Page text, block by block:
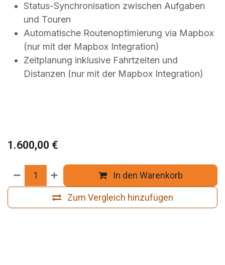
Status-Synchronisation zwischen Aufgaben
und Touren
Automatische Routenoptimierung via Mapbox
(nur mit der Mapbox Integration)
Zeitplanung inklusive Fahrtzeiten und
Distanzen (nur mit der Mapbox Integration)
1.600,00 €
In den Warenkorb
Zum Vergleich hinzufügen